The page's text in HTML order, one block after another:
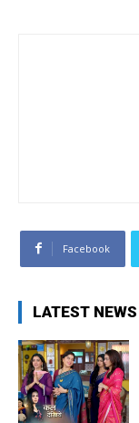
Facebook
LATEST NEWS